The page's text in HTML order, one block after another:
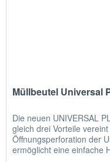
Müllbeutel Universal
Die neuen UNIVERSAL
gleich drei Vorteile
Öffnungsperforation der
ermöglicht eine einfache